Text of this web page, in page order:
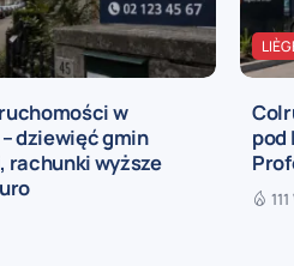
w
dziewięć gmin
rachunki wyższe
pod